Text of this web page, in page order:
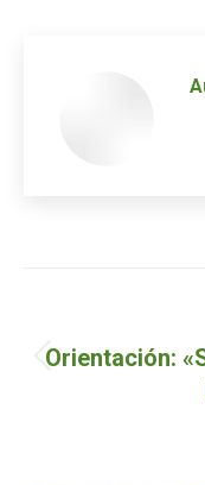
de
Orientación: